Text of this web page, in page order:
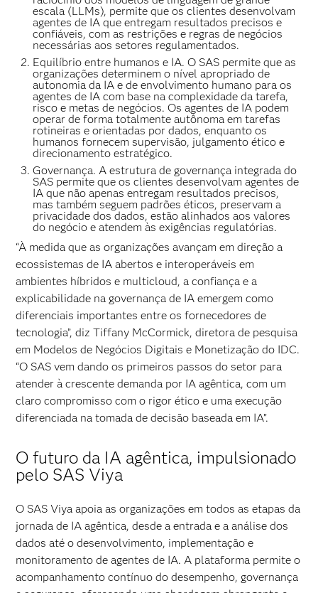
escala (LLMs), permite que os clientes desenvolvam
agentes de IA que entregam resultados precisos e
confiáveis, com as restrições e regras de negócios
necessárias aos setores regulamentados.
Equilíbrio entre humanos e IA. O SAS permite que as
organizações determinem o nível apropriado de
autonomia da IA e de envolvimento humano para os
agentes de IA com base na complexidade da tarefa,
risco e metas de negócios. Os agentes de IA podem
operar de forma totalmente autônoma em tarefas
rotineiras e orientadas por dados, enquanto os
humanos fornecem supervisão, julgamento ético e
direcionamento estratégico.
Governança. A estrutura de governança integrada do
SAS permite que os clientes desenvolvam agentes de
IA que não apenas entregam resultados precisos,
mas também seguem padrões éticos, preservam a
privacidade dos dados, estão alinhados aos valores
do negócio e atendem às exigências regulatórias.
“À medida que as organizações avançam em direção a
ecossistemas de IA abertos e interoperáveis em
ambientes híbridos e multicloud, a confiança e a
explicabilidade na governança de IA emergem como
diferenciais importantes entre os fornecedores de
tecnologia”, diz Tiffany McCormick, diretora de pesquisa
em Modelos de Negócios Digitais e Monetização do IDC.
“O SAS vem dando os primeiros passos do setor para
atender à crescente demanda por IA agêntica, com um
claro compromisso com o rigor ético e uma execução
diferenciada na tomada de decisão baseada em IA”.
O futuro da IA agêntica, impulsionado
pelo SAS Viya
O SAS Viya apoia as organizações em todos as etapas da
jornada de IA agêntica, desde a entrada e a análise dos
dados até o desenvolvimento, implementação e
monitoramento de agentes de IA. A plataforma permite o
acompanhamento contínuo do desempenho, governança